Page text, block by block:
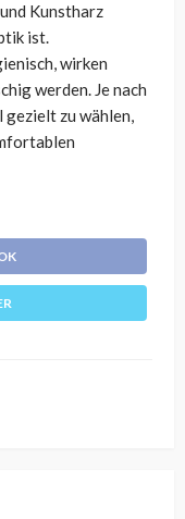
Kunstharz
ist.
wirken
werden. Je nach
zu wählen,